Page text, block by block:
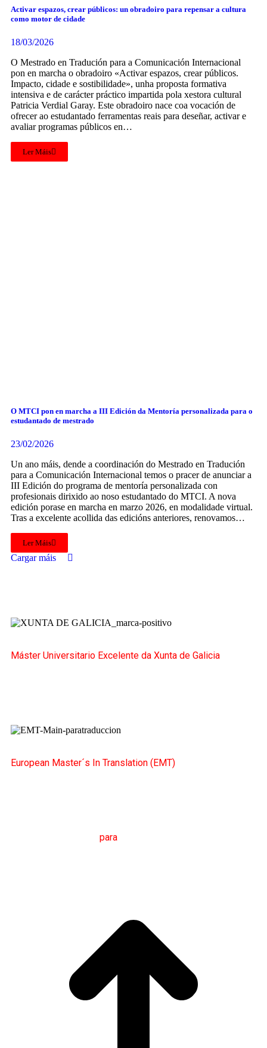
Activar espazos, crear públicos: un obradoiro para repensar a cultura
como motor de cidade
18/03/2026
O Mestrado en Tradución para a Comunicación Internacional
pon en marcha o obradoiro «Activar espazos, crear públicos.
Impacto, cidade e sostibilidade», unha proposta formativa
intensiva e de carácter práctico impartida pola xestora cultural
Patricia Verdial Garay. Este obradoiro nace coa vocación de
ofrecer ao estudantado ferramentas reais para deseñar, activar e
avaliar programas públicos en…
Ler Máis
O MTCI pon en marcha a III Edición da Mentoría personalizada para o
estudantado de mestrado
23/02/2026
Un ano máis, dende a coordinación do Mestrado en Tradución
para a Comunicación Internacional temos o pracer de anunciar a
III Edición do programa de mentoría personalizada con
profesionais dirixido ao noso estudantado do MTCI. A nova
edición porase en marcha en marzo 2026, en modalidade virtual.
Tras a excelente acollida das edicións anteriores, renovamos…
Ler Máis
Cargar máis
Máster Universitario Excelente da Xunta de Galicia
European Master´s In Translation (EMT)
para